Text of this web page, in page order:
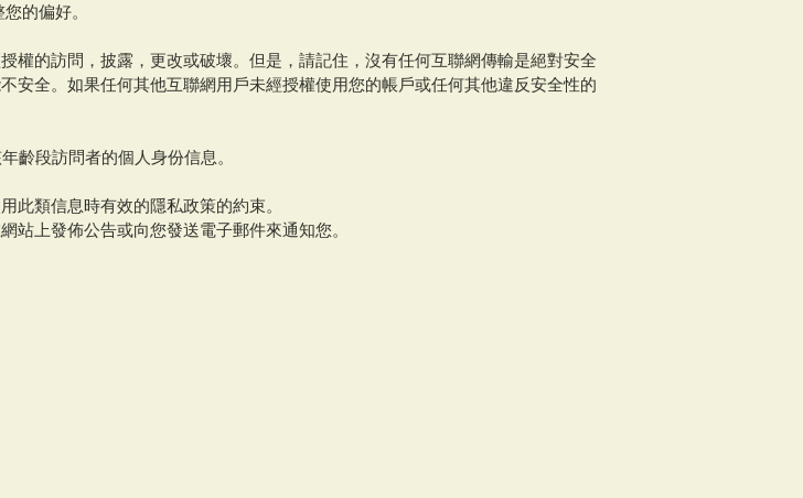
的偏好。
權的訪問，披露，更改或破壞。但是，請記住，沒有任何互聯網傳輸是絕對安全
安全。如果任何其他互聯網用戶未經授權使用您的帳戶或任何其他違反安全性的
齡段訪問者的個人身份信息。
此類信息時有效的隱私政策的約束。
站上發佈公告或向您發送電子郵件來通知您。